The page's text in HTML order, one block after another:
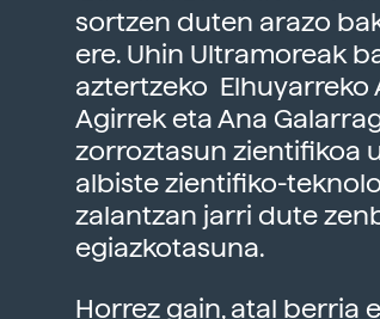
sortzen duten arazo
ere. Uhin Ultramoreak
aztertzeko Elhuyarreko
Agirrek eta Ana
zorroztasun zientifikoa
albiste zientifiko-
zalantzan jarri dute
egiazkotasuna.
Horrez gain, atal berria